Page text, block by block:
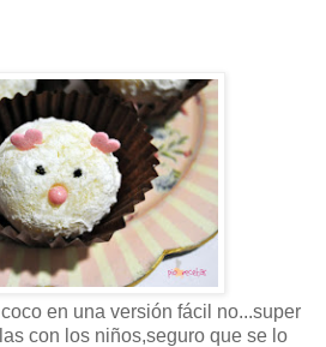
en una versión fácil no...super
con los niños,seguro que se lo